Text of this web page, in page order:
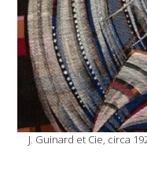
J. Guinard et Cie, circa